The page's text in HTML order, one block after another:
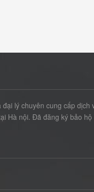
đại lý chuyên cung cấp dịch
Hà nội. Đã đăng ký bảo